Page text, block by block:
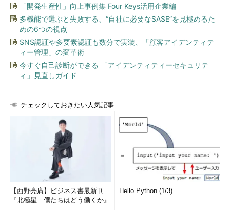
類）」という特徴があります（図3）。
図3 データモデルの位置付け
ここでは、データ型の定義、ビューの定義、インデックス設
計、定義や各種のパラメータ設定など物理的な環境に依存した物
理データモデルを作ります。また、非機能要件としてのパフォー
マンス・チューニング（データ容量、表領域の計算）などの調整
もここで行います。また必ず必要なわけではありませんが、検索
などのパフォーマンスを考慮して「非正規化」を行うこともあり
ます。
「開発生産性」向上事例集 Four Keys活用企業編
多機能で選ぶと失敗する、“自社に必要なSASE”を見極めるた
めの6つの視点
SNS認証や多要素認証も数分で実装、「顧客アイデンティテ
ィー管理」の変革術
今すぐ自己診断ができる 「アイデンティティーセキュリテ
ィ」見直しガイド
チェックしておきたい人気記事
【西野亮廣】ビジネス書最新刊
『北極星 僕たちはどう働くか』
Hello Python (1/3)